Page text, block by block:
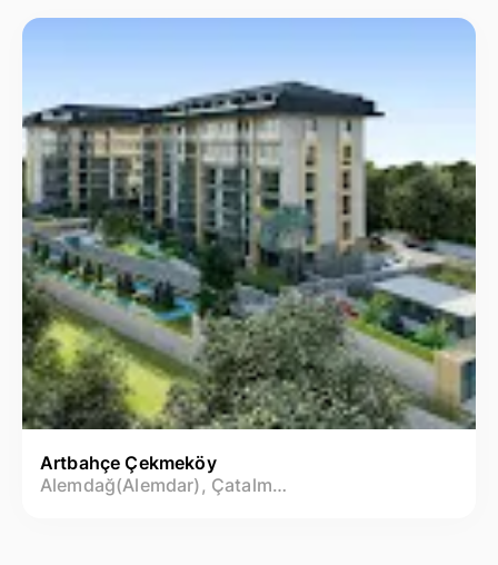
Artbahçe Çekmeköy
Alemdağ(Alemdar), Çatalmeşe Mh.